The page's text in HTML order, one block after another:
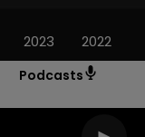
Podcasts
2023 2022